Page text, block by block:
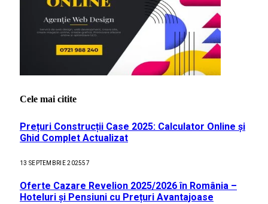
Cele mai citite
Prețuri Construcții Case 2025: Calculator Online și
Ghid Complet Actualizat
13 SEPTEMBRIE 202557
Oferte Cazare Revelion 2025/2026 în România –
Hoteluri și Pensiuni cu Prețuri Avantajoase